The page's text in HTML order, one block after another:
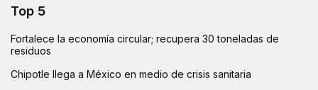
Top 5
Fortalece la economía circular; recupera 30 toneladas de
residuos
Chipotle llega a México en medio de crisis sanitaria